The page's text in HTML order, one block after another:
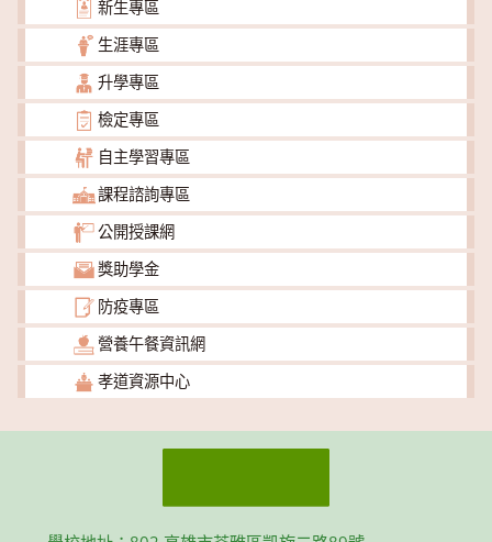
新生專區
生涯專區
升學專區
檢定專區
自主學習專區
課程諮詢專區
公開授課網
獎助學金
防疫專區
營養午餐資訊網
孝道資源中心